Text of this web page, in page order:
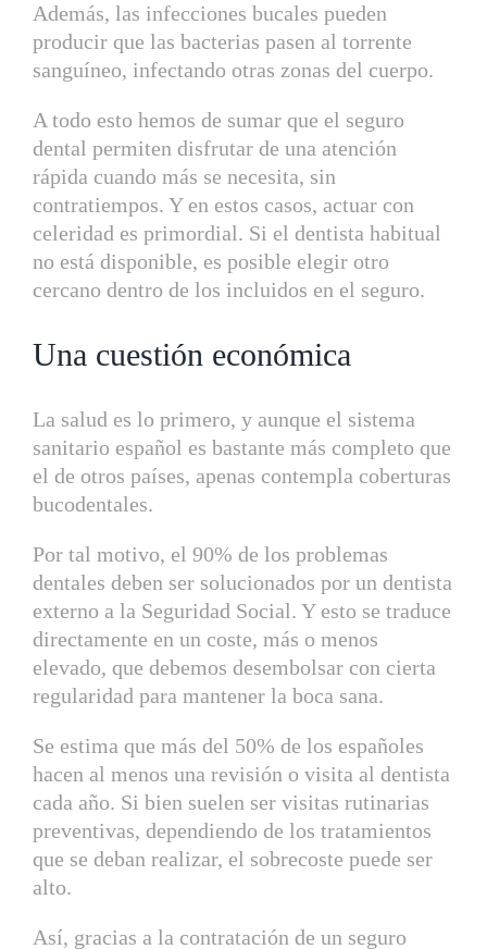
Además, las infecciones bucales pueden
producir que las bacterias pasen al torrente
sanguíneo, infectando otras zonas del cuerpo.
A todo esto hemos de sumar que el seguro
dental permiten disfrutar de una atención
rápida cuando más se necesita, sin
contratiempos. Y en estos casos, actuar con
celeridad es primordial. Si el dentista habitual
no está disponible, es posible elegir otro
cercano dentro de los incluidos en el seguro.
Una cuestión económica
La salud es lo primero, y aunque el sistema
sanitario español es bastante más completo que
el de otros países, apenas contempla coberturas
bucodentales.
Por tal motivo, el 90% de los problemas
dentales deben ser solucionados por un dentista
externo a la Seguridad Social. Y esto se traduce
directamente en un coste, más o menos
elevado, que debemos desembolsar con cierta
regularidad para mantener la boca sana.
Se estima que más del 50% de los españoles
hacen al menos una revisión o visita al dentista
cada año. Si bien suelen ser visitas rutinarias
preventivas, dependiendo de los tratamientos
que se deban realizar, el sobrecoste puede ser
alto.
Así, gracias a la contratación de un seguro